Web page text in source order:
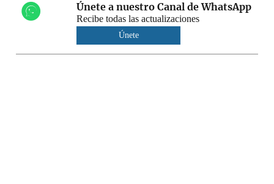
Únete a nuestro Canal de WhatsApp
Recibe todas las actualizaciones
Únete